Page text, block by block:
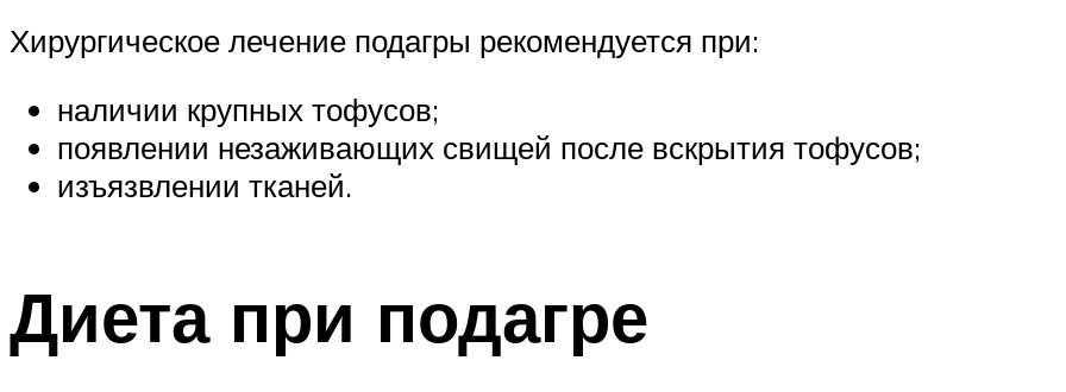
Хирургическое лечение подагры рекомендуется при:
наличии крупных тофусов;
появлении незаживающих свищей после вскрытия тофусов;
изъязвлении тканей.
Диета при подагре